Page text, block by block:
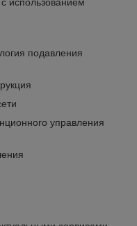
подавления
управления